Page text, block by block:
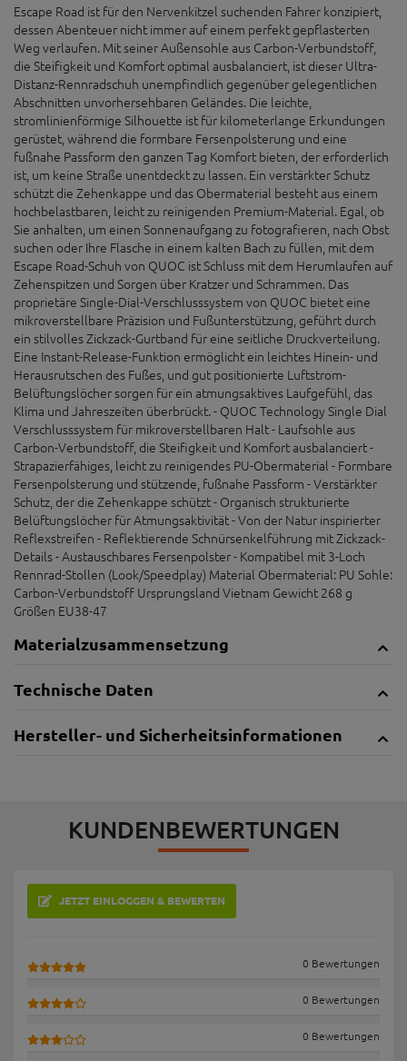
Escape Road ist für den Nervenkitzel suchenden Fahrer konzipiert,
dessen Abenteuer nicht immer auf einem perfekt gepflasterten
Weg verlaufen. Mit seiner Außensohle aus Carbon-Verbundstoff,
die Steifigkeit und Komfort optimal ausbalanciert, ist dieser Ultra-
Distanz-Rennradschuh unempfindlich gegenüber gelegentlichen
Abschnitten unvorhersehbaren Geländes. Die leichte,
stromlinienförmige Silhouette ist für kilometerlange Erkundungen
gerüstet, während die formbare Fersenpolsterung und eine
fußnahe Passform den ganzen Tag Komfort bieten, der erforderlich
ist, um keine Straße unentdeckt zu lassen. Ein verstärkter Schutz
schützt die Zehenkappe und das Obermaterial besteht aus einem
hochbelastbaren, leicht zu reinigenden Premium-Material. Egal, ob
Sie anhalten, um einen Sonnenaufgang zu fotografieren, nach Obst
suchen oder Ihre Flasche in einem kalten Bach zu füllen, mit dem
Escape Road-Schuh von QUOC ist Schluss mit dem Herumlaufen auf
Zehenspitzen und Sorgen über Kratzer und Schrammen. Das
proprietäre Single-Dial-Verschlusssystem von QUOC bietet eine
mikroverstellbare Präzision und Fußunterstützung, geführt durch
ein stilvolles Zickzack-Gurtband für eine seitliche Druckverteilung.
Eine Instant-Release-Funktion ermöglicht ein leichtes Hinein- und
Herausrutschen des Fußes, und gut positionierte Luftstrom-
Belüftungslöcher sorgen für ein atmungsaktives Laufgefühl, das
Klima und Jahreszeiten überbrückt. - QUOC Technology Single Dial
Verschlusssystem für mikroverstellbaren Halt - Laufsohle aus
Carbon-Verbundstoff, die Steifigkeit und Komfort ausbalanciert -
Strapazierfähiges, leicht zu reinigendes PU-Obermaterial - Formbare
Fersenpolsterung und stützende, fußnahe Passform - Verstärkter
Schutz, der die Zehenkappe schützt - Organisch strukturierte
Belüftungslöcher für Atmungsaktivität - Von der Natur inspirierter
Reflexstreifen - Reflektierende Schnürsenkelführung mit Zickzack-
Details - Austauschbares Fersenpolster - Kompatibel mit 3-Loch
Rennrad-Stollen (Look/Speedplay) Material Obermaterial: PU Sohle:
Carbon-Verbundstoff Ursprungsland Vietnam Gewicht 268 g
Größen EU38-47
Materialzusammensetzung
Technische Daten
Hersteller- und Sicherheitsinformationen
KUNDENBEWERTUNGEN
JETZT EINLOGGEN & BEWERTEN
0 Bewertungen
0 Bewertungen
0 Bewertungen